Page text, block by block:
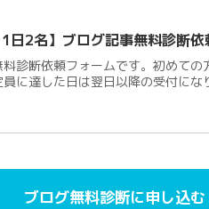
1日2名】ブログ記事無料診断
診断依頼フォームです。初めて
に達した日は翌日以降の受付にな
ブログ無料診断に申し込む